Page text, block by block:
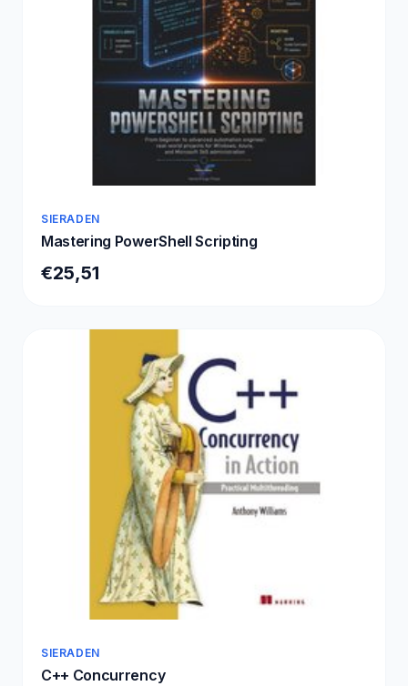
SIERADEN
Mastering PowerShell Scripting
€25,51
SIERADEN
C++ Concurrency